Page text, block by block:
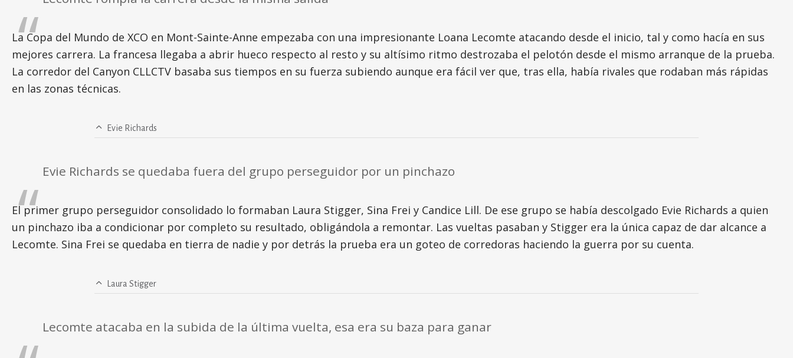
La Copa del Mundo de XCO en Mont-Sainte-Anne empezaba con una impresionante Loana Lecomte atacando desde el inicio, tal y como hacía en sus
mejores carrera. La francesa llegaba a abrir hueco respecto al resto y su altísimo ritmo destrozaba el pelotón desde el mismo arranque de la prueba.
La corredor del Canyon CLLCTV basaba sus tiempos en su fuerza subiendo aunque era fácil ver que, tras ella, había rivales que rodaban más rápidas
en las zonas técnicas.
Evie Richards
Evie Richards se quedaba fuera del grupo perseguidor por un pinchazo
El primer grupo perseguidor consolidado lo formaban Laura Stigger, Sina Frei y Candice Lill. De ese grupo se había descolgado Evie Richards a quien
un pinchazo iba a condicionar por completo su resultado, obligándola a remontar. Las vueltas pasaban y Stigger era la única capaz de dar alcance a
Lecomte. Sina Frei se quedaba en tierra de nadie y por detrás la prueba era un goteo de corredoras haciendo la guerra por su cuenta.
Laura Stigger
Lecomte atacaba en la subida de la última vuelta, esa era su baza para ganar